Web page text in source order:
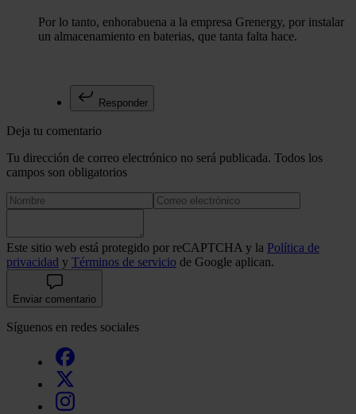
Por lo tanto, enhorabuena a la empresa Grenergy, por instalar
un almacenamiento en baterias, que tanta falta hace.
Responder
Deja tu comentario
Tu dirección de correo electrónico no será publicada. Todos los
campos son obligatorios
Este sitio web está protegido por reCAPTCHA y la Política de
privacidad y Términos de servicio de Google aplican.
Enviar comentario
Síguenos en redes sociales